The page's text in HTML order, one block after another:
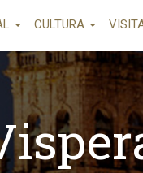
CULTURA